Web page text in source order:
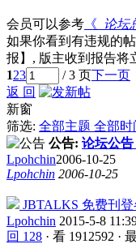
会员可以参考 《 论坛
如果你看到有违规的
报】, 版主收到报告将
123 / 3 页下一页
返 回
新窗
筛选: 全部主题 全部时
公告: 论坛公
Lpohchin2006-10-25
Lpohchin 2006-10-25
JBTALKS 免费刊
Lpohchin 2015-5-8
回 128 · 看 1912592 ·